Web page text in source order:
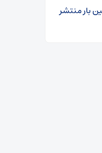
بار منتشر